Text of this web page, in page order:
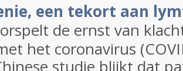
een tekort aan
de ernst van
het coronavirus
studie blijkt dat